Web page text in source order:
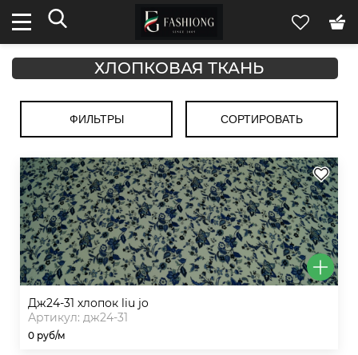
ХЛОПКОВАЯ ТКАНЬ
ФИЛЬТРЫ СОРТИРОВАТЬ
дж24-31 хлопок liu jo
Артикул: дж24-31
0 руб/м